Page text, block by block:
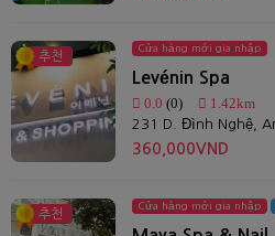
추천
Cửa hàng mới gia nhập
Levénin Spa
0.0 (0) 1.42km
360,000VND
추천
Cửa hàng mới gia nhập